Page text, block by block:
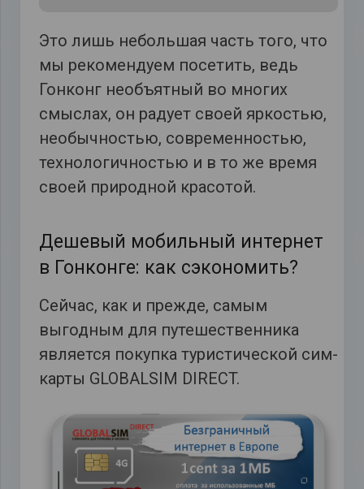
Это лишь небольшая часть того, что
мы рекомендуем посетить, ведь
Гонконг необъятный во многих
смыслах, он радует своей яркостью,
необычностью, современностью,
технологичностью и в то же время
своей природной красотой.
Дешевый мобильный интернет
в Гонконге: как сэкономить?
Сейчас, как и прежде, самым
выгодным для путешественника
является покупка туристической сим-
карты GLOBALSIM DIRECT.